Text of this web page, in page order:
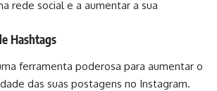
rede social e a aumentar a sua
Hashtags
ferramenta poderosa para aumentar o
das suas postagens no Instagram.